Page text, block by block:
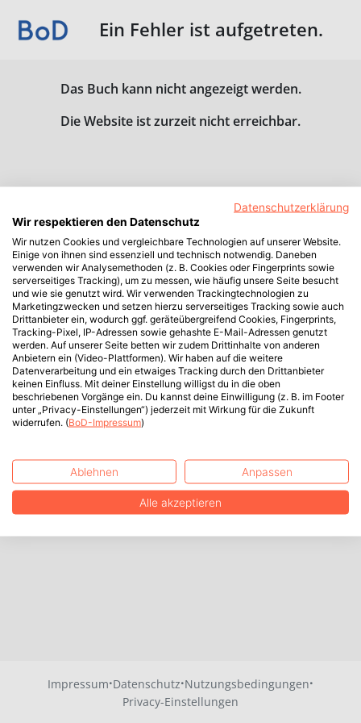
Ein Fehler ist aufgetreten.
Das Buch kann nicht angezeigt werden.
Die Website ist zurzeit nicht erreichbar.
Impressum·Datenschutz·Nutzungsbedingungen·
Privacy-Einstellungen
Datenschutzerklärung
Wir respektieren den Datenschutz
Wir nutzen Cookies und vergleichbare Technologien auf unserer Website.
Einige von ihnen sind essenziell und technisch notwendig. Daneben
verwenden wir Analysemethoden (z. B. Cookies oder Fingerprints sowie
serverseitiges Tracking), um zu messen, wie häufig unsere Seite besucht
und wie sie genutzt wird. Wir verwenden Trackingtechnologien zu
Marketingzwecken und setzen hierzu serverseitiges Tracking sowie auch
Drittanbieter ein, wodurch ggf. geräteübergreifend Cookies, Fingerprints,
Tracking-Pixel, IP-Adressen sowie gehashte E-Mail-Adressen genutzt
werden. Auf unserer Seite betten wir zudem Drittinhalte von anderen
Anbietern ein (Video-Plattformen). Wir haben auf die weitere
Datenverarbeitung und ein etwaiges Tracking durch den Drittanbieter
keinen Einfluss. Mit deiner Einstellung willigst du in die oben
beschriebenen Vorgänge ein. Du kannst deine Einwilligung (z. B. im Footer
unter „Privacy-Einstellungen“) jederzeit mit Wirkung für die Zukunft
widerrufen. (BoD-Impressum)
Ablehnen Anpassen
Alle akzeptieren